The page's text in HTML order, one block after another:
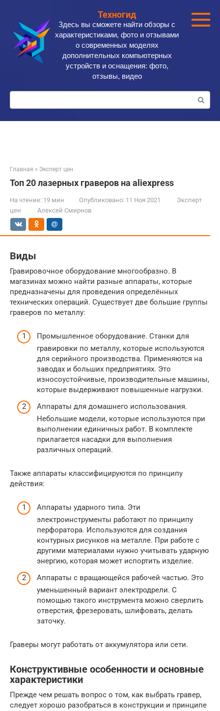
контенту
Техногид
Здесь вы сможете найти обзоры с
характеристиками, фото и отзывами
о современных моделях
дополнительных компьютерных
устройств и оснащения: фото,
отзывы, видео
Поиск:
Главная » Эксперт цен
Топ 20 лазерных граверов на aliexpress
На чтение: 19 мин Опубликовано: 11 Ноя 2021
Эксперт
цен
Алексей Смирнов
Виды
Гравировочное оборудование многообразно. В
магазинах можно найти разные аппараты, которые
предназначены для проведения определённых
технических операций. Существует две большие группы
граверов по металлу:
Промышленное оборудование. Станки для
гравировки по металлу, которые используются
для серийного производства. Применяются на
заводах и больших предприятиях. Это
износоустойчивые, производительные машины,
которые выдерживают повышенные нагрузки.
Аппараты для домашнего использования.
Небольшие модели, которые используются при
выполнении единичных работ. В комплекте
прилагается насадки для выполнения
различных операций.
Также аппараты классифицируются по принципу
действия:
Аппараты ударного типа. Эти
электроинструменты работают по принципу
перфоратора. Используются для создания
контурных рисунков на металле. При работе с
другими материалами нужно учитывать ударную
энергию, которая может испортить изделие.
Аппараты с вращающейся рабочей частью. Это
уменьшенный вариант электродрели. С
помощью такого инструмента можно сверлить
отверстия, фрезеровать, шлифовать, делать
заточку.
Граверы могут работать от аккумулятора или сети.
Конструктивные особенности и основные
характеристики
Прежде чем решать вопрос о том, как выбрать гравер,
следует хорошо разобраться в конструкции и принципе